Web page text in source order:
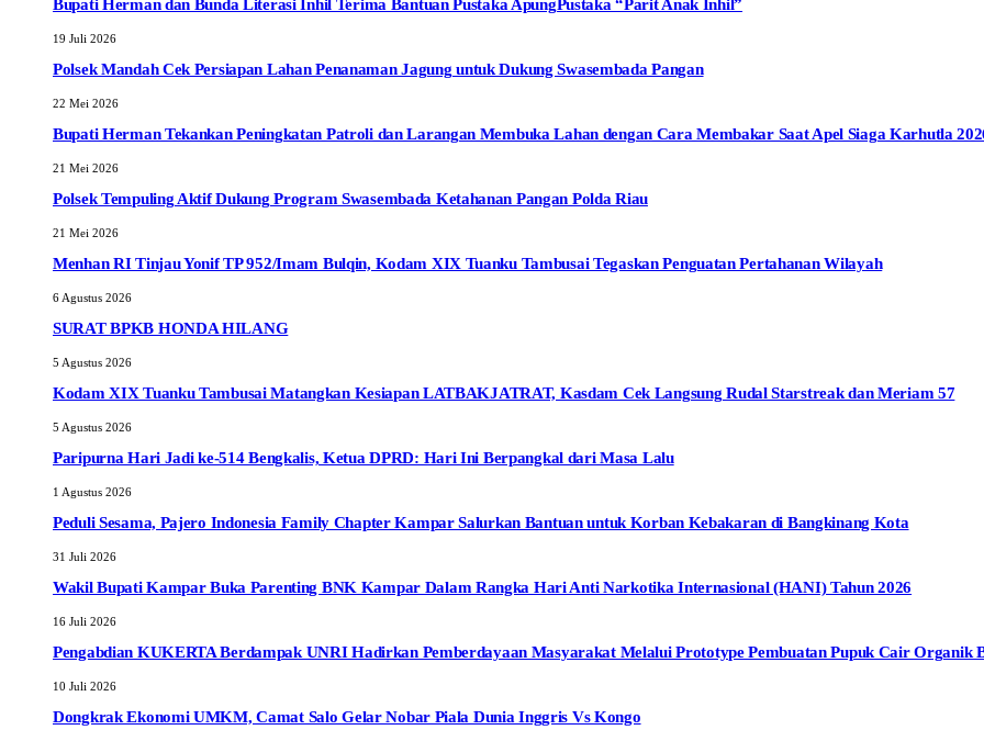
Bupati Herman dan Bunda Literasi Inhil Terima Bantuan Pustaka ApungPustaka “Parit Anak Inhil”
19 Juli 2026
Polsek Mandah Cek Persiapan Lahan Penanaman Jagung untuk Dukung Swasembada Pangan
22 Mei 2026
Bupati Herman Tekankan Peningkatan Patroli dan Larangan Membuka Lahan dengan Cara Membakar Saat Apel Siaga Karhutla
21 Mei 2026
Polsek Tempuling Aktif Dukung Program Swasembada Ketahanan Pangan Polda Riau
21 Mei 2026
Menhan RI Tinjau Yonif TP 952/Imam Bulqin, Kodam XIX Tuanku Tambusai Tegaskan Penguatan Pertahanan Wilayah
6 Agustus 2026
SURAT BPKB HONDA HILANG
5 Agustus 2026
Kodam XIX Tuanku Tambusai Matangkan Kesiapan LATBAKJATRAT, Kasdam Cek Langsung Rudal Starstreak dan Meriam 57
5 Agustus 2026
Paripurna Hari Jadi ke-514 Bengkalis, Ketua DPRD: Hari Ini Berpangkal dari Masa Lalu
1 Agustus 2026
Peduli Sesama, Pajero Indonesia Family Chapter Kampar Salurkan Bantuan untuk Korban Kebakaran di Bangkinang Kota
31 Juli 2026
Wakil Bupati Kampar Buka Parenting BNK Kampar Dalam Rangka Hari Anti Narkotika Internasional (HANI) Tahun 2026
16 Juli 2026
Pengabdian KUKERTA Berdampak UNRI Hadirkan Pemberdayaan Masyarakat Melalui Prototype Pembuatan Pupuk Cair Organik
10 Juli 2026
Dongkrak Ekonomi UMKM, Camat Salo Gelar Nobar Piala Dunia Inggris Vs Kongo